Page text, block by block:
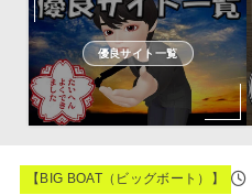
優良サイト一覧
【BIG BOAT（ビッグボート）】